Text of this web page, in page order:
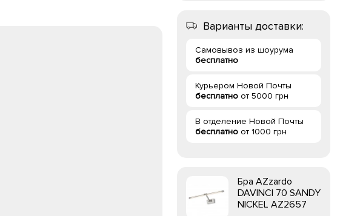
Варианты доставки:
Самовывоз из шоурума
бесплатно
Курьером Новой Почты
бесплатно от 5000 грн
В отделение Новой Почты
бесплатно от 1000 грн
Бра AZzardo
DAVINCI 70 SANDY
NICKEL AZ2657